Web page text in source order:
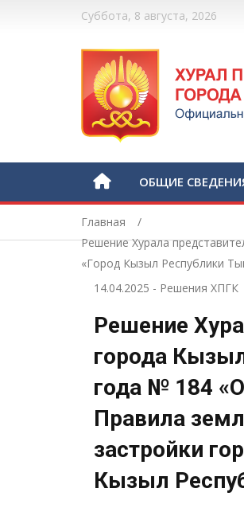
Суббота, 8 августа, 2026
ОБЩИЕ
Главная
Решение Хурала
«Город Кызыл Республики
14.04.2025 - Решения ХПГК
Решение
города
года № 184
Правила
застройки
Кызыл